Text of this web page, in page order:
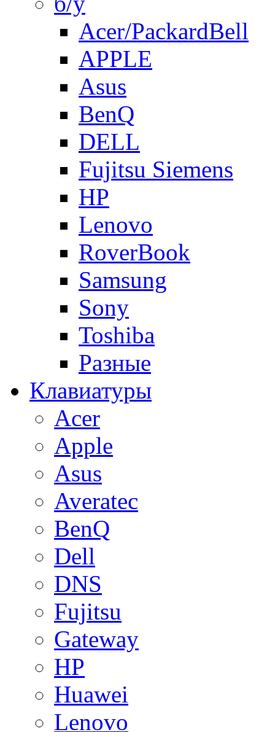
Acer/PackardBell
APPLE
Asus
BenQ
DELL
Fujitsu Siemens
HP
Lenovo
RoverBook
Samsung
Sony
Toshiba
Разные
Клавиатуры
Acer
Apple
Asus
Averatec
BenQ
Dell
DNS
Fujitsu
Gateway
HP
Huawei
Lenovo